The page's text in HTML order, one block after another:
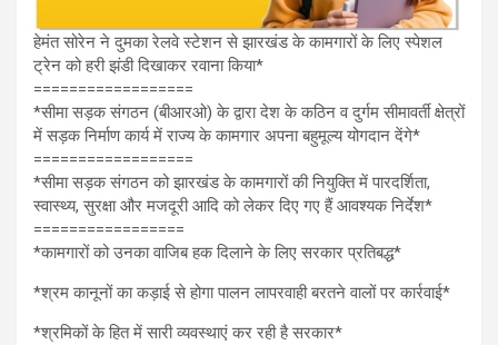
हेमंत सोरेन ने दुमका रेलवे स्टेशन से झारखंड के कामगारों के लिए स्पेशल
ट्रेन को हरी झंडी दिखाकर रवाना किया*
==================
*सीमा सड़क संगठन (बीआरओ) के द्वारा देश के कठिन व दुर्गम सीमावर्ती क्षेत्रों
में सड़क निर्माण कार्य में राज्य के कामगार अपना बहुमूल्य योगदान देंगे*
==================
*सीमा सड़क संगठन को झारखंड के कामगारों की नियुक्ति में पारदर्शिता,
स्वास्थ्य, सुरक्षा और मजदूरी आदि को लेकर दिए गए हैं आवश्यक निर्देश*
=================
*कामगारों को उनका वाजिब हक दिलाने के लिए सरकार प्रतिबद्ध*
*श्रम कानूनों का कड़ाई से होगा पालन लापरवाही बरतने वालों पर कार्रवाई*
*श्रमिकों के हित में सारी व्यवस्थाएं कर रही है सरकार*